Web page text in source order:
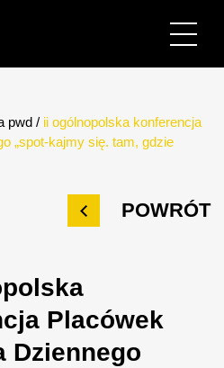
pwd / ii ogólnopolska konferencja
„spot-kajmy się. tam, gdzie
POWRÓT
Placówek
Dziennego